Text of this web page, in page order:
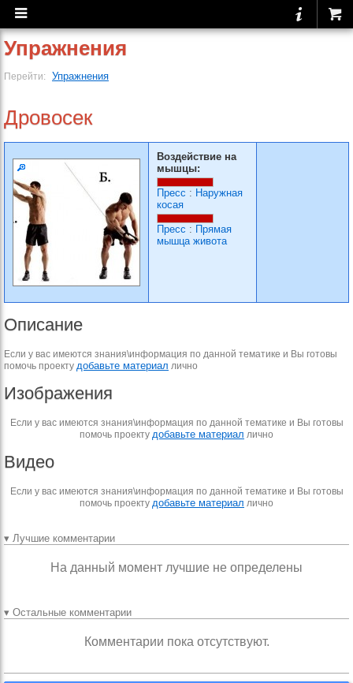
Упражнения
Перейти: Упражнения
Дровосек
Воздействие на
мышцы:
Пресс : Наружная
косая
Пресс : Прямая
мышца живота
Описание
Если у вас имеются знания\информация по данной тематике и Вы готовы
помочь проекту добавьте материал лично
Изображения
Если у вас имеются знания\информация по данной тематике и Вы готовы
помочь проекту добавьте материал лично
Видео
Если у вас имеются знания\информация по данной тематике и Вы готовы
помочь проекту добавьте материал лично
▾ Лучшие комментарии
На данный момент лучшие не определены
▾ Остальные комментарии
Комментарии пока отсутствуют.